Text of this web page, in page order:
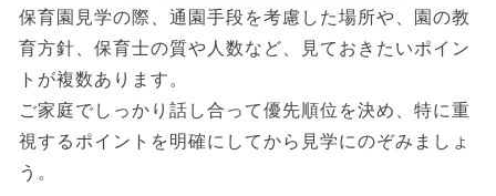
保育園見学の際、通園手段を考慮した場所や、園の教
育方針、保育士の質や人数など、見ておきたいポイン
トが複数あります。
ご家庭でしっかり話し合って優先順位を決め、特に重
視するポイントを明確にしてから見学にのぞみましょ
う。